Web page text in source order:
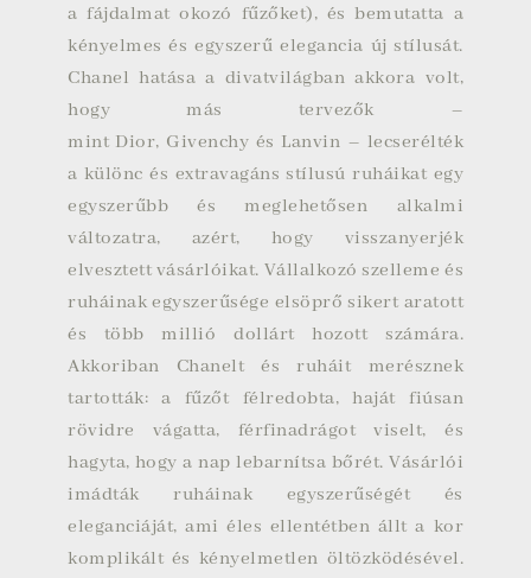
a fájdalmat okozó fűzőket), és bemutatta a
kényelmes és egyszerű elegancia új stílusát.
Chanel hatása a divatvilágban akkora volt,
hogy más tervezők –
mint Dior, Givenchy és Lanvin – lecserélték
a különc és extravagáns stílusú ruháikat egy
egyszerűbb és meglehetősen alkalmi
változatra, azért, hogy visszanyerjék
elvesztett vásárlóikat. Vállalkozó szelleme és
ruháinak egyszerűsége elsöprő sikert aratott
és több millió dollárt hozott számára.
Akkoriban Chanelt és ruháit merésznek
tartották: a fűzőt félredobta, haját fiúsan
rövidre vágatta, férfinadrágot viselt, és
hagyta, hogy a nap lebarnítsa bőrét. Vásárlói
imádták ruháinak egyszerűségét és
eleganciáját, ami éles ellentétben állt a kor
komplikált és kényelmetlen öltözködésével.